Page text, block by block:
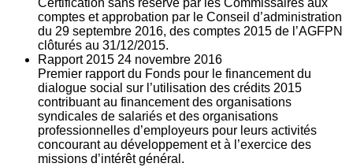
Certification sans réserve par les Commissaires aux
comptes et approbation par le Conseil d’administration
du 29 septembre 2016, des comptes 2015 de l’AGFPN
clôturés au 31/12/2015.
Rapport 2015 24 novembre 2016
Premier rapport du Fonds pour le financement du
dialogue social sur l’utilisation des crédits 2015
contribuant au financement des organisations
syndicales de salariés et des organisations
professionnelles d’employeurs pour leurs activités
concourant au développement et à l’exercice des
missions d’intérêt général.